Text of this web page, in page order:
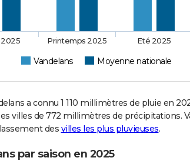
Vandelans Moyenne nationale
2025 Printemps 2025 Eté 2025
a connu 1 110 millimètres de pluie en
villes de 772 millimètres de précipitations.
des villes les plus pluvieuses.
par saison en 2025